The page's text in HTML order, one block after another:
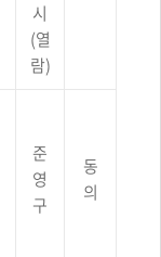
시
(열
람)
준
영
구
동
의